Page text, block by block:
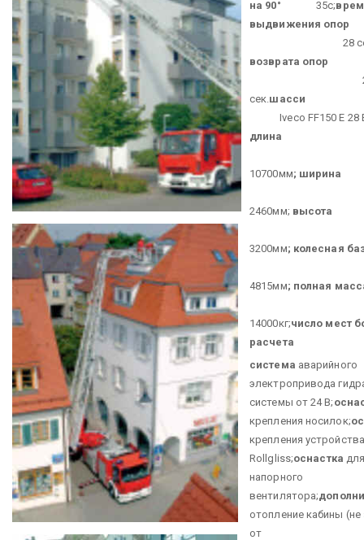
на 90° 35с;
выдвижения опор
28
возврата опор
сек. шасси
Iveco FF150 E 28
длина
10700мм; ширина
2460мм; высота
3200мм; колесная
4815мм; полная
14000кг;число мест
расчета
система аварийного
электропривода
системы от 24 В;
крепления носилок;
крепления устройства
Rollgliss;оснастка
напорного
вентилятора;
отопление кабины
от